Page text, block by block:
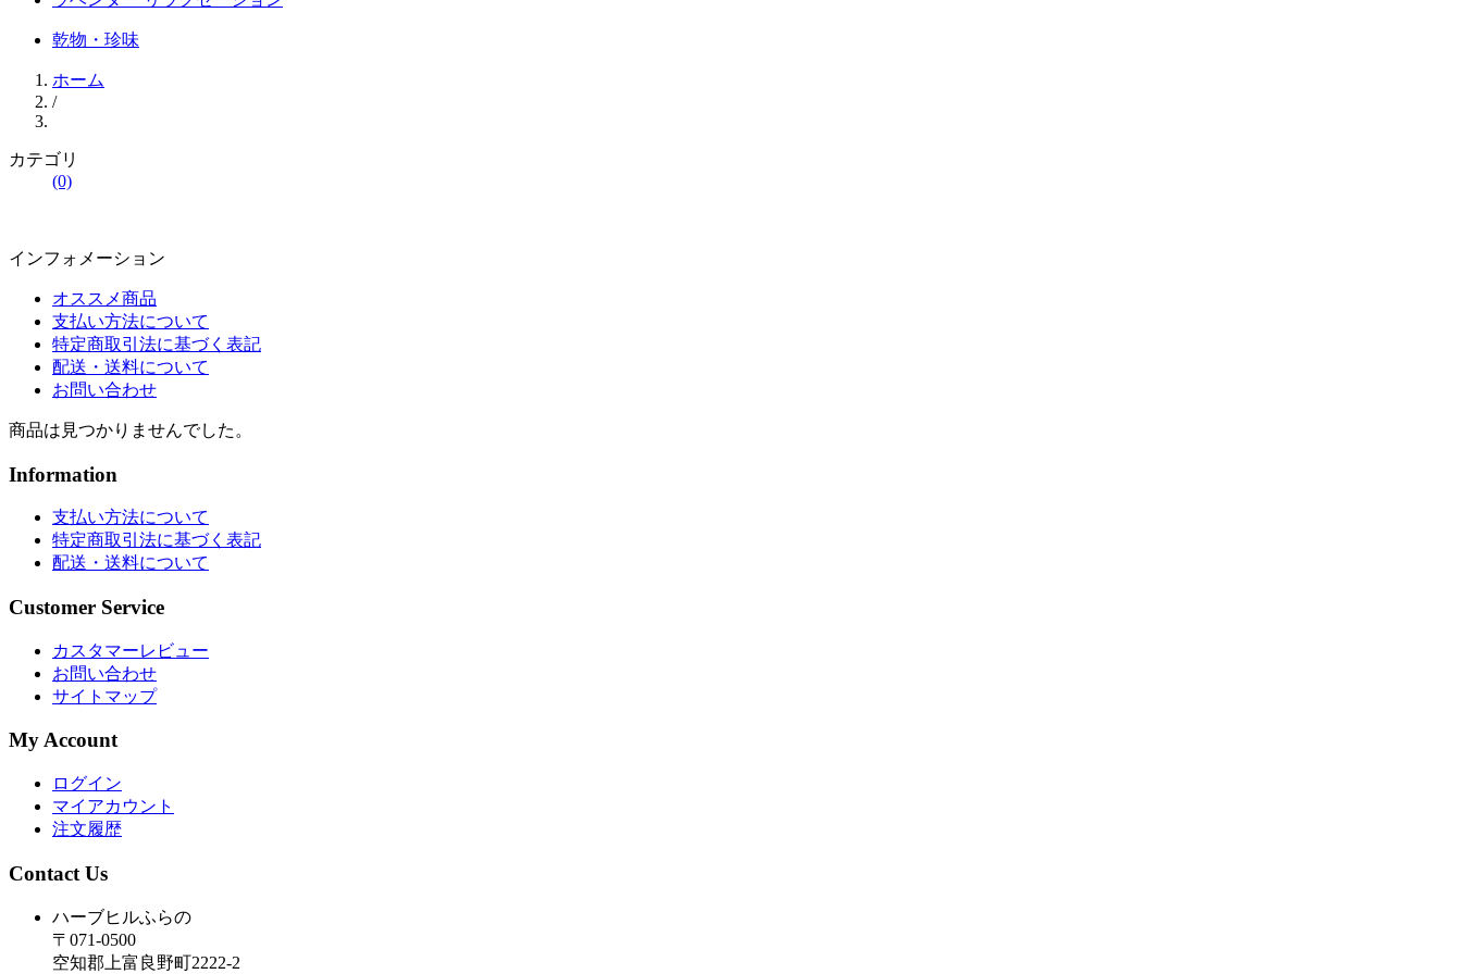
乾物・珍味
ホーム
/
カテゴリ
(0)
インフォメーション
オススメ商品
支払い方法について
特定商取引法に基づく表記
配送・送料について
お問い合わせ
商品は見つかりませんでした。
Information
支払い方法について
特定商取引法に基づく表記
配送・送料について
Customer Service
カスタマーレビュー
お問い合わせ
サイトマップ
My Account
ログイン
マイアカウント
注文履歴
Contact Us
ハーブヒルふらの
〒071-0500
空知郡上富良野町2222-2